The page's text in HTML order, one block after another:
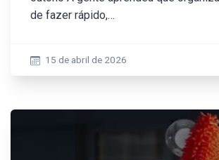
de fazer rápido,…
15 de abril de 2026